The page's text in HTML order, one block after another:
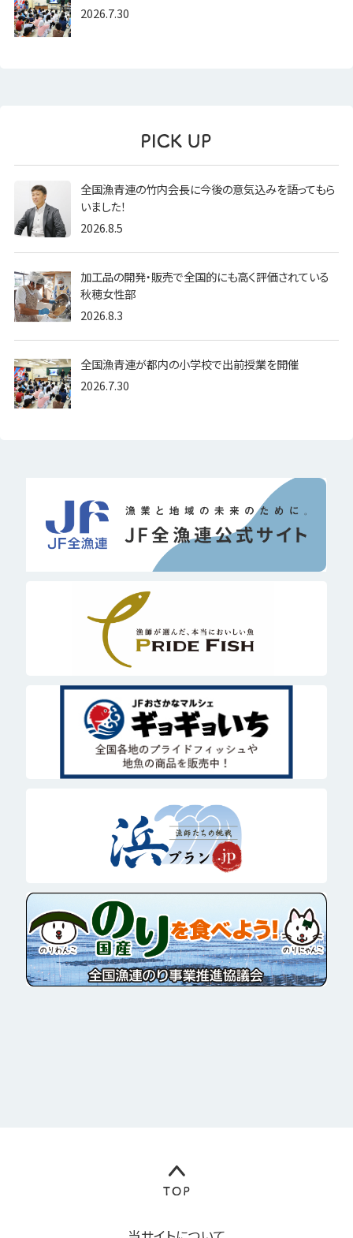
2026.7.30
全国漁青連の竹内会長に今後の意気込みを語ってもら
いました！
2026.8.5
加工品の開発・販売で全国的にも高く評価されている
秋穂女性部
2026.8.3
全国漁青連が都内の小学校で出前授業を開催
2026.7.30